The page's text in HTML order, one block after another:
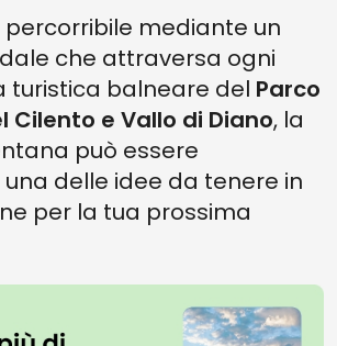
mediante un
che attraversa ogni
turistica balneare del Parco
Cilento e Vallo di Diano, la
può essere
delle idee da tenere in
per la tua prossima